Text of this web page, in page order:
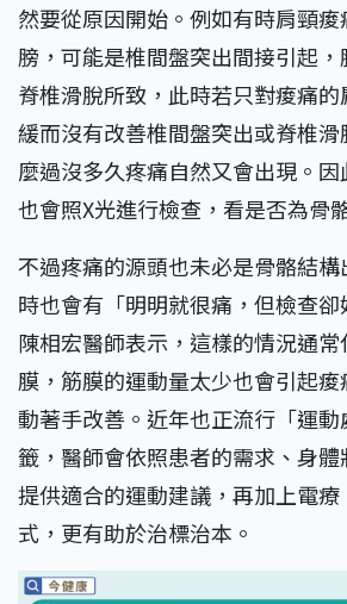
然要從原因開始。例如有時肩頸
膀，可能是椎間盤突出間接引起
脊椎滑脫所致，此時若只對痠痛
緩而沒有改善椎間盤突出或脊椎
麼過沒多久疼痛自然又會出現。
也會照X光進行檢查，看是否為骨
不過疼痛的源頭也未必是骨骼結
時也會有「明明就很痛，但檢查卻
陳相宏醫師表示，這樣的情況通
膜，筋膜的運動量太少也會引起
動著手改善。近年也正流行「運
籤，醫師會依照患者的需求、身體
提供適合的運動建議，再加上電
式，更有助於治標治本。